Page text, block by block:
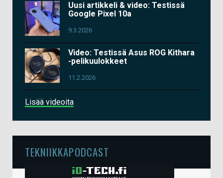
Uusi artikkeli & video: Testissä
Google Pixel 10a
9.3.2026
Video: Testissä Asus ROG Kithara
-pelikuulokkeet
11.2.2026
Lisää videoita
TEKNIIKKAPODCAST